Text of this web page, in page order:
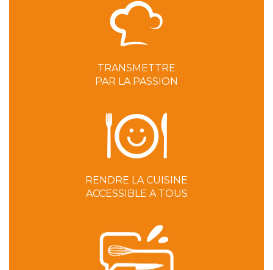
TRANSMETTRE
PAR LA PASSION
RENDRE LA CUISINE
ACCESSIBLE A TOUS